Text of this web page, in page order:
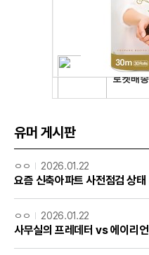
유머 게시판
ㅇㅇ 2026.01.22
요즘 신축아파트 사전점검 상태
ㅇㅇ 2026.01.22
사무실의 프레데터 vs 에이리언